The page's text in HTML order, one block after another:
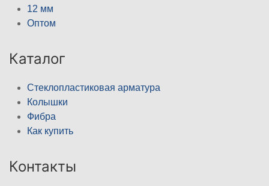
12 мм
Оптом
Каталог
Стеклопластиковая арматура
Колышки
Фибра
Как купить
Контакты